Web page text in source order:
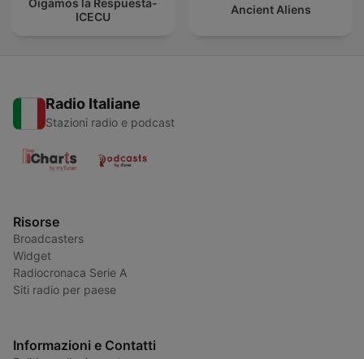
ICECU
Ancient Aliens
Radio Italiane
Stazioni radio e podcast
Risorse
Broadcasters
Widget
Radiocronaca Serie A
Siti radio per paese
Informazioni e Contatti